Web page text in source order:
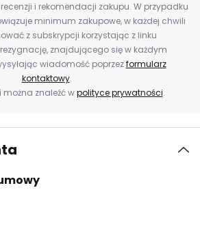
i rekomendacji zakupu. W przypadku
minimum zakupowe, w każdej chwili
z subskrypcji korzystając z linku
znajdującego się w każdym
wiadomość poprzezformularz
kontaktowy.
znaleźć wpolityce prywatności.